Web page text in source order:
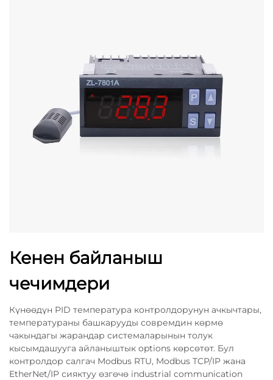
Кенен байланыш
чечимдери
Күнөөдүн PID температура контролдорунун ачкычтары,
температураны башкарууды совремдин көрмө
чакындагы жарандар системаларынын толук
кысымдашууга айланыштык options көрсөтөт. Бул
контролдор салгач Modbus RTU, Modbus TCP/IP жана
EtherNet/IP сияктуу өзгөчө industrial communication